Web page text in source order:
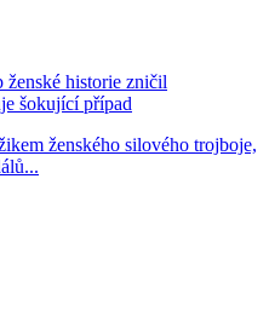
ženské historie zničil
šokující případ
ženského silového trojboje,